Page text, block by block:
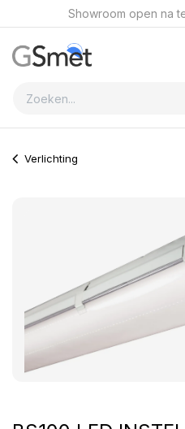
Overslaan naar inhoudShowroom open na
Verlichting